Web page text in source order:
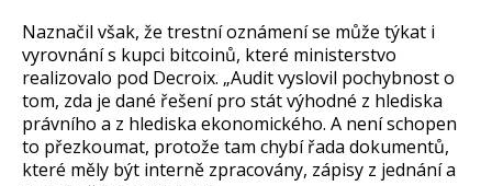
Naznačil však, že trestní oznámení se může týkat i
vyrovnání s kupci bitcoinů, které ministerstvo
realizovalo pod Decroix. „Audit vyslovil pochybnost o
tom, zda je dané řešení pro stát výhodné z hlediska
právního a z hlediska ekonomického. A není schopen
to přezkoumat, protože tam chybí řada dokumentů,
které měly být interně zpracovány, zápisy z jednání a